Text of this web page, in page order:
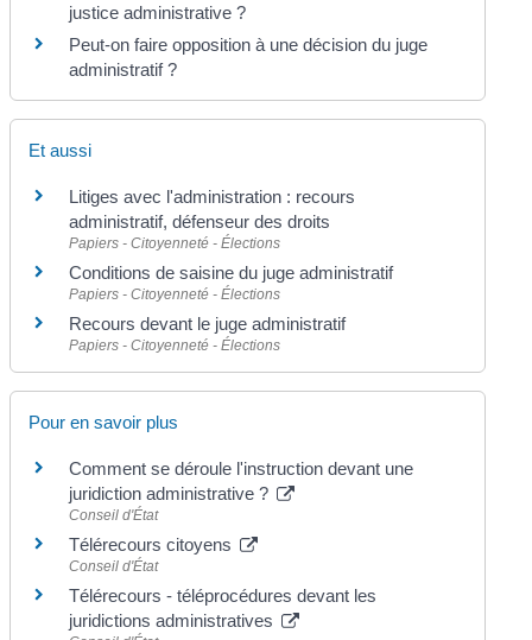
justice administrative ?
Peut-on faire opposition à une décision du juge
administratif ?
Et aussi
Litiges avec l'administration : recours
administratif, défenseur des droits
Papiers - Citoyenneté - Élections
Conditions de saisine du juge administratif
Papiers - Citoyenneté - Élections
Recours devant le juge administratif
Papiers - Citoyenneté - Élections
Pour en savoir plus
Comment se déroule l'instruction devant une
juridiction administrative ?
Conseil d'État
Télérecours citoyens
Conseil d'État
Télérecours - téléprocédures devant les
juridictions administratives